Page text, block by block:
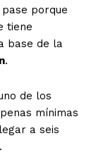
porque
tiene
base de la
.
de los
mínimas
a seis